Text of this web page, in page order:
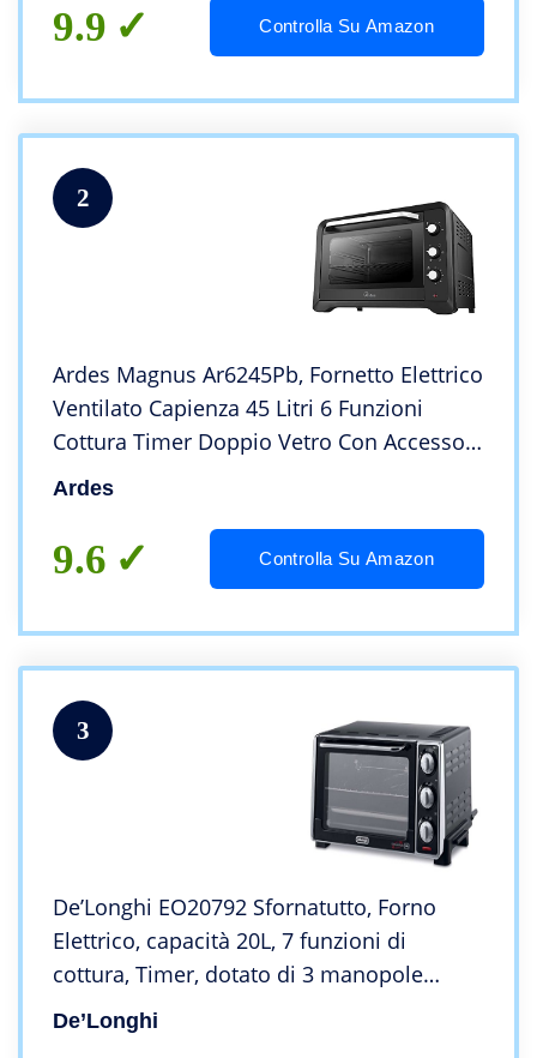
9.9 Controlla Su Amazon
2
Ardes Magnus Ar6245Pb, Fornetto Elettrico
Ventilato Capienza 45 Litri 6 Funzioni
Cottura Timer Doppio Vetro Con Accessori,
Nero, ‎56.4 x 41.5 x 36.3 cm; 9.77 Kg
Ardes
9.6 Controlla Su Amazon
3
De’Longhi EO20792 Sfornatutto, Forno
Elettrico, capacità 20L, 7 funzioni di
cottura, Timer, dotato di 3 manopole
intuitive, luce interna, dotato di griglia,
leccarda e spiedo girarrosto, 1300 watt
De’Longhi